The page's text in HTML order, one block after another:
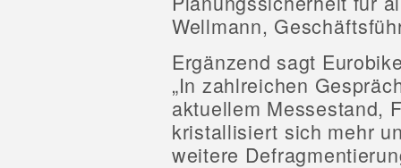
Wellmann,
Ergänzend sagt
„In zahlreichen
aktuellem Messestand,
kristallisiert sich mehr
weitere